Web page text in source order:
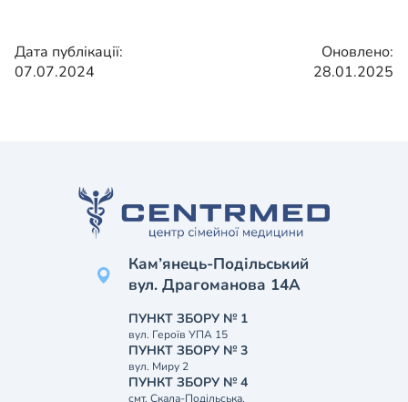
Дата публікації:
07.07.2024
Оновлено:
28.01.2025
Кам’янець-Подільський
вул. Драгоманова 14А
ПУНКТ ЗБОРУ № 1
вул. Героїв УПА 15
ПУНКТ ЗБОРУ № 3
вул. Миру 2
ПУНКТ ЗБОРУ № 4
смт. Скала-Подільська,